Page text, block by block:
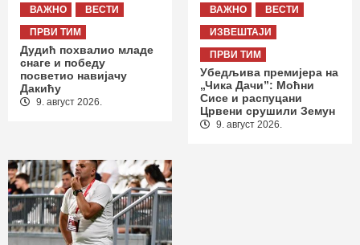
ВАЖНО
ВЕСТИ
ПРВИ ТИМ
Дудић похвалио младе
снаге и победу
посветио навијачу
Дакићу
9. август 2026.
ВАЖНО
ВЕСТИ
ИЗВЕШТАЈИ
ПРВИ ТИМ
Убедљива премијера на
„Чика Дачи”: Моћни
Сисе и распуцани
Црвени срушили Земун
9. август 2026.